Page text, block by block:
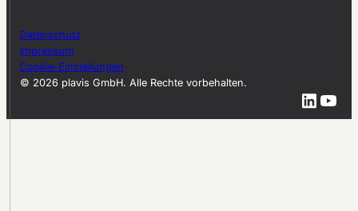
© 2026 plavis GmbH. Alle Rechte vorbehalten.
Datenschutz
Impressum
Cookie-Einstellungen